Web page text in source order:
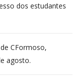
dos estudantes
CFormoso,
agosto.